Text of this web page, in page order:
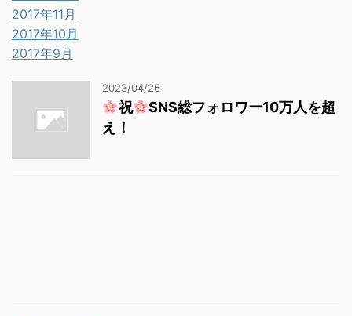
2017年11月
2017年10月
2017年9月
2023/04/26
祝
SNS総フォロワー10万人を超
え！